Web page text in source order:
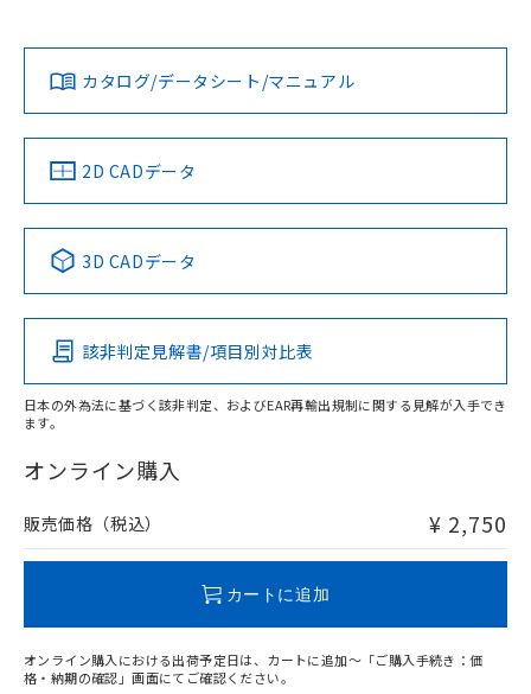
ダウンロードデータをご利用いただく前に、以下を必ずお読
みください。
ソフトウェアの使用条件
対応済み
中国 RoHS 注意事項・凡例
Pb Hg Cd Cr(VI)
O
在庫等で未対応品が混在する可能性があります。
問い合わせください。
カタログ/データシート/マニュアル
2D CADデータ
3D CADデータ
該非判定見解書/項目別対比表
日本の外為法に基づく該非判定、およびEAR再輸出規制に関する見解が入手でき
ます。
オンライン購入
販売価格（税込） ¥ 2,750
カートに追加
オンライン購入における出荷予定日は、カートに追加～「ご購入手続き：価
格・納期の確認」画面にてご確認ください。